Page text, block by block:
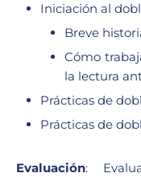
Iniciación al
Breve
Cómo
la lectura
Prácticas de
Prácticas de
Evaluación: